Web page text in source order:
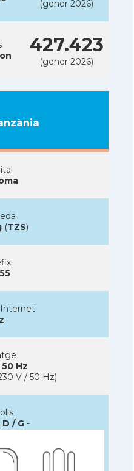
(gener 2026)
427.423
(gener 2026)
(TZS)
Hz
V / 50 Hz)
D / G-